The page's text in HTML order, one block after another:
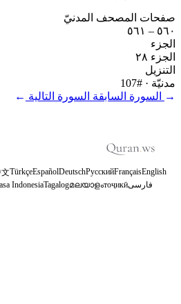
صفحات المصحف المدنيّ
٥٦٠ – ٥٦١
الجزء
الجزء ٢٨
التنزيل
مدنيّة · #107
←
السورة السابقة السورة التالية →
English
Français
Русский
Deutsch
Español
Türkçe
فارسیтоҷикӣ
മലയാളം
Tagalog
Indonesia